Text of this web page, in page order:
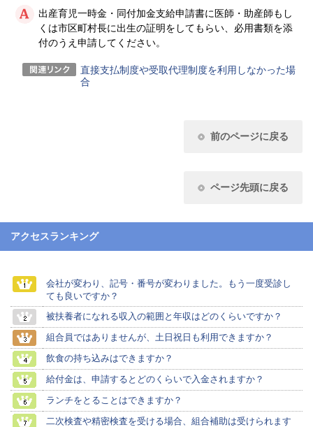
出産育児一時金・同付加金支給申請書に医師・助産師もし
くは市区町村長に出生の証明をしてもらい、必用書類を添
付のうえ申請してください。
直接支払制度や受取代理制度を利用しなかった場
合
前のページに戻る
ページ先頭に戻る
アクセスランキング
会社が変わり、記号・番号が変わりました。もう一度受診し
ても良いですか？
被扶養者になれる収入の範囲と年収はどのくらいですか？
組合員ではありませんが、土日祝日も利用できますか？
飲食の持ち込みはできますか？
給付金は、申請するとどのくらいで入金されますか？
ランチをとることはできますか？
二次検査や精密検査を受ける場合、組合補助は受けられます